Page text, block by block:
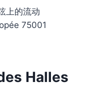
上的流动
75001
Halles